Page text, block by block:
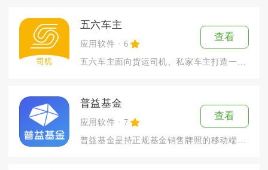
五六车主
应用软件 6
查看
普益基金
应用软件 7
查看